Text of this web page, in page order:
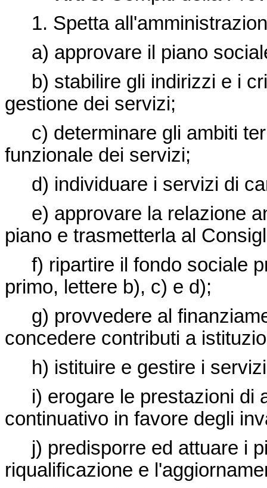
1. Spetta
a) approvare il piano
b) stabilire gli indirizzi e i
gestione dei servizi;
c) determinare gli ambiti
funzionale dei servizi;
d) individuare i servizi di
e) approvare la relazione
piano e trasmetterla al
f) ripartire il fondo sociale
primo, lettere b), c) e d);
g) provvedere al
concedere contributi a
h) istituire e gestire i servizi
i) erogare le prestazioni di
continuativo in favore degli
j) predisporre ed attuare i
riqualificazione e